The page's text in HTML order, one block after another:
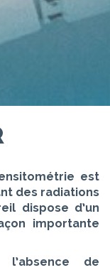
est
des radiations
dispose d’un
importante
l’absence de